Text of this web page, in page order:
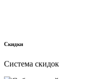
Скидки
Cистема скидок